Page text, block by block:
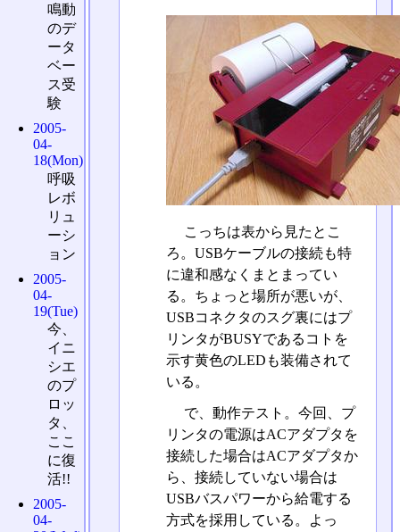
こっちは表から見たとこ
ろ。USBケーブルの接続も特
に違和感なくまとまってい
る。ちょっと場所が悪いが、
USBコネクタのスグ裏にはプ
リンタがBUSYであるコトを
示す黄色のLEDも装備されて
いる。
で、動作テスト。今回、プ
リンタの電源はACアダプタを
接続した場合はACアダプタか
ら、接続していない場合は
USBバスパワーから給電する
方式を採用している。よっ
鳴動
のデ
ータ
ベー
ス受
験
2005-
04-
18(Mon)
呼吸
レボ
リュ
ーシ
ョン
2005-
04-
19(Tue)
今、
イニ
シエ
のプ
ロッ
タ、
ここ
に復
活!!
2005-
04-